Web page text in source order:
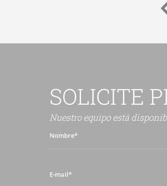
SOLICITE
Nuestro equipo está
Nombre*
E-